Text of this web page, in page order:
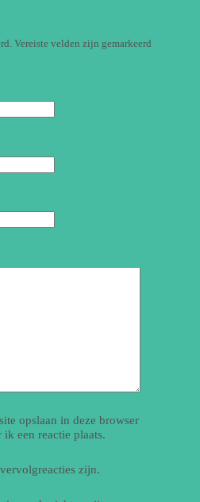
Vereiste velden zijn gemarkeerd
opslaan in deze browser
een reactie plaats.
zijn.